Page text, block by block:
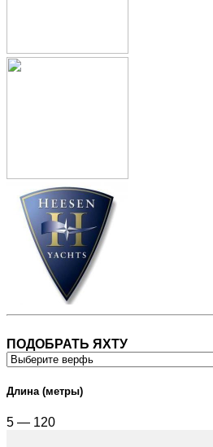
ПОДОБРАТЬ ЯХТУ
Длина (метры)
5 — 120